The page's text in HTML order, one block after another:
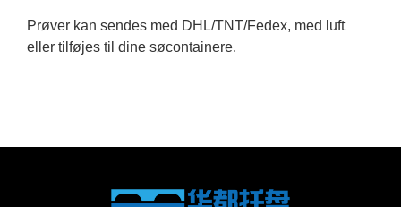
Prøver kan sendes med DHL/TNT/Fedex, med luft
eller tilføjes til dine søcontainere.